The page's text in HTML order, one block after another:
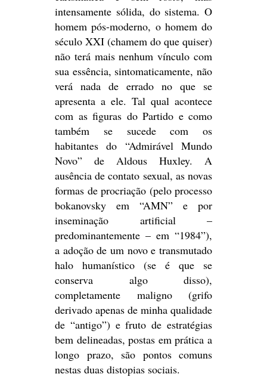
intensamente sólida, do sistema. O
homem pós-moderno, o homem do
século XXI (chamem do que quiser)
não terá mais nenhum vínculo com
sua essência, sintomaticamente, não
verá nada de errado no que se
apresenta a ele. Tal qual acontece
com as figuras do Partido e como
também se sucede com os
habitantes do “Admirável Mundo
Novo” de Aldous Huxley. A
ausência de contato sexual, as novas
formas de procriação (pelo processo
bokanovsky em “AMN” e por
inseminação artificial –
predominantemente – em “1984”),
a adoção de um novo e transmutado
halo humanístico (se é que se
conserva algo disso),
completamente maligno (grifo
derivado apenas de minha qualidade
de “antigo”) e fruto de estratégias
bem delineadas, postas em prática a
longo prazo, são pontos comuns
nestas duas distopias sociais.